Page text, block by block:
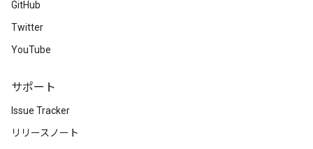
GitHub
Twitter
YouTube
サポート
Issue Tracker
リリースノート